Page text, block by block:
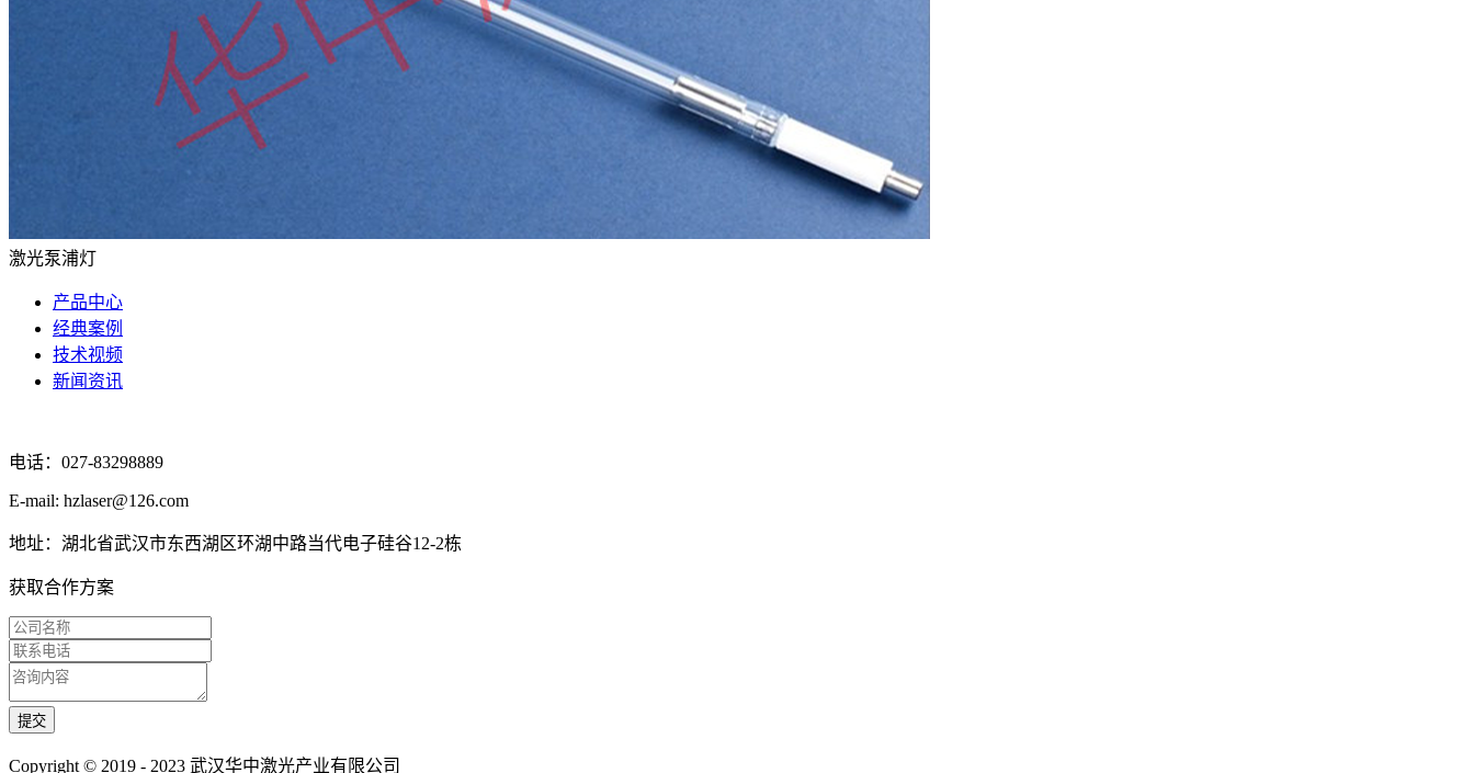
激光泵浦灯
产品中心
经典案例
技术视频
新闻资讯
电话：027-83298889
E-mail: hzlaser@126.com
地址：湖北省武汉市东西湖区环湖中路当代电子硅谷12-2栋
获取合作方案
Copyright © 2019 - 2023 武汉华中激光产业有限公司